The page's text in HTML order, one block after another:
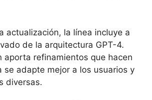
actualización, la línea incluye a
de la arquitectura GPT-4.
aporta refinamientos que hacen
se adapte mejor a los usuarios y
diversas.